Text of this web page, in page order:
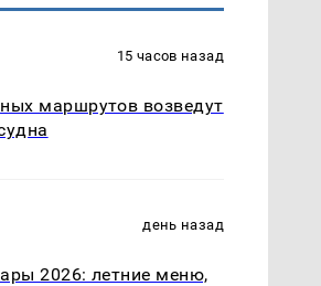
15 часов назад
маршрутов возведут
день назад
2026: летние меню,